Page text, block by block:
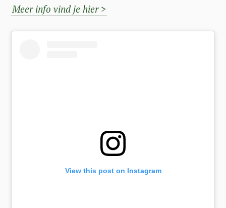
Meer info vind je hier >
View this post on Instagram